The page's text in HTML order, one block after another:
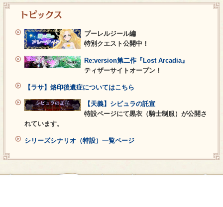
トピックス
プーレルジール編
特別クエスト公開中！
Re:version第二作『Lost Arcadia』
ティザーサイトオープン！
【ラサ】烙印後遺症についてはこちら
【天義】シビュラの託宣
特設ページにて黒衣（騎士制服）が公開さ
れています。
シリーズシナリオ（特設）一覧ページ